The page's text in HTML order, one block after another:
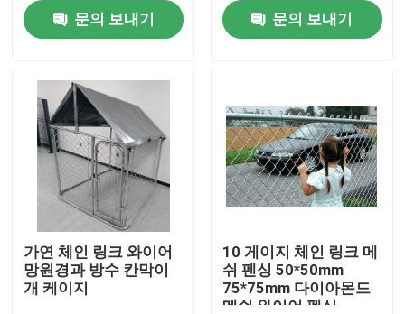
공장 투어
품질 관리
연락처
견적 요청
용접 그물 펜싱
문의 보내기
문의 보내기
가연 체인 링크 와이어
망원경과 방수 칸막이
개 케이지
10 게이지 체인 링크 메
쉬 펜싱 50*50mm
75*75mm 다이아몬드
메쉬 와이어 펜싱